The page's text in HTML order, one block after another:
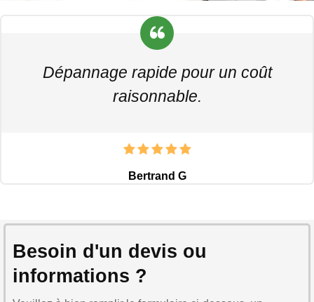
Dépannage rapide pour un coût
raisonnable.
Bertrand G
Besoin d'un devis ou
informations ?